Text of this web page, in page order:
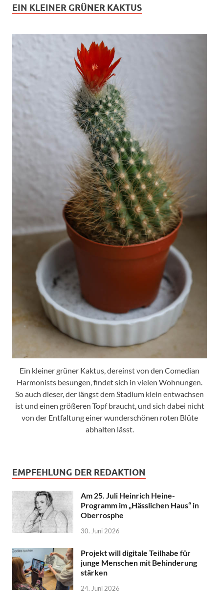
EIN KLEINER GRÜNER KAKTUS
Ein kleiner grüner Kaktus, dereinst von den Comedian
Harmonists besungen, findet sich in vielen Wohnungen.
So auch dieser, der längst dem Stadium klein entwachsen
ist und einen größeren Topf braucht, und sich dabei nicht
von der Entfaltung einer wunderschönen roten Blüte
abhalten lässt.
EMPFEHLUNG DER REDAKTION
Am 25. Juli Heinrich Heine-
Programm im „Hässlichen Haus“ in
Oberrosphe
30. Juni 2026
Projekt will digitale Teilhabe für
junge Menschen mit Behinderung
stärken
24. Juni 2026